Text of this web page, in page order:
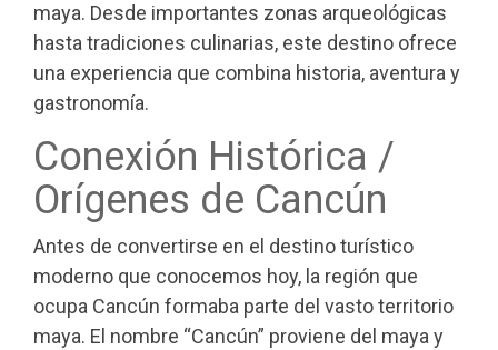
maya. Desde importantes zonas arqueológicas
hasta tradiciones culinarias, este destino ofrece
una experiencia que combina historia, aventura y
gastronomía.
Conexión Histórica /
Orígenes de Cancún
Antes de convertirse en el destino turístico
moderno que conocemos hoy, la región que
ocupa Cancún formaba parte del vasto territorio
maya. El nombre “Cancún” proviene del maya y